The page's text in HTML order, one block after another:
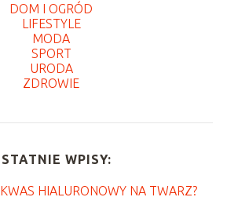
DOM I OGRÓD
LIFESTYLE
MODA
SPORT
URODA
ZDROWIE
WPISY:
HIALURONOWY NA TWARZ?